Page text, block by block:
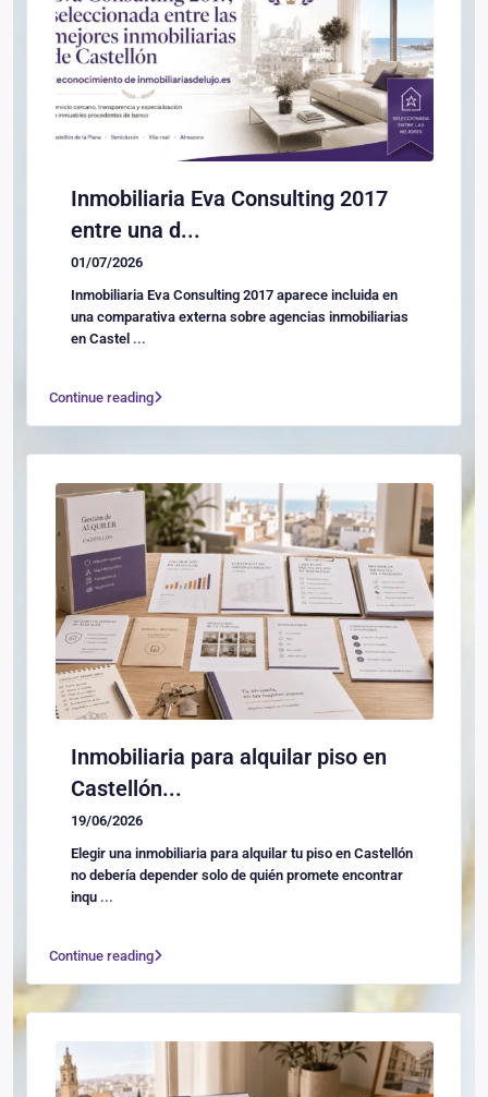
Inmobiliaria Eva Consulting 2017
entre una d...
01/07/2026
Inmobiliaria Eva Consulting 2017 aparece incluida en
una comparativa externa sobre agencias inmobiliarias
en Castel ...
Continue reading
Inmobiliaria para alquilar piso en
Castellón...
19/06/2026
Elegir una inmobiliaria para alquilar tu piso en Castellón
no debería depender solo de quién promete encontrar
inqu ...
Continue reading